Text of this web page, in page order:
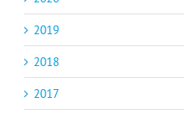
2019
2018
2017